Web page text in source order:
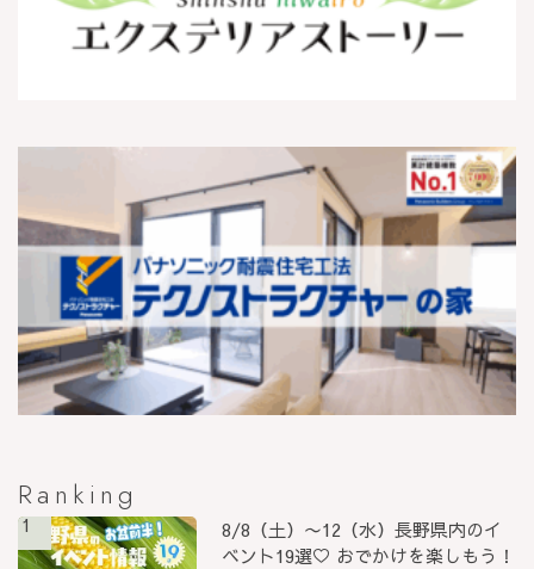
Ranking
1
8/8（土）〜12（水）長野県内のイ
ベント19選♡ おでかけを楽しもう！